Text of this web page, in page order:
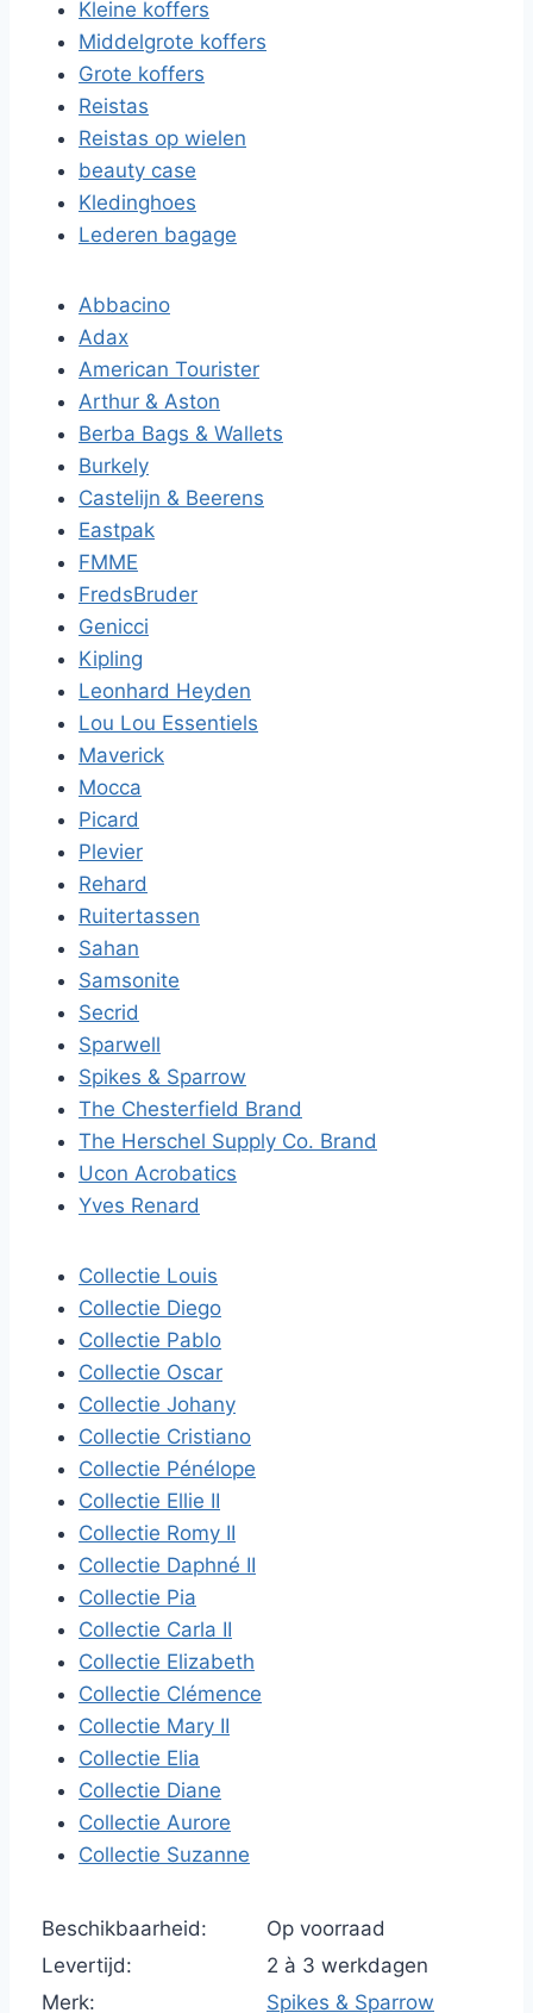
Kleine koffers
Middelgrote koffers
Grote koffers
Reistas
Reistas op wielen
beauty case
Kledinghoes
Lederen bagage
Abbacino
Adax
American Tourister
Arthur & Aston
Berba Bags & Wallets
Burkely
Castelijn & Beerens
Eastpak
FMME
FredsBruder
Genicci
Kipling
Leonhard Heyden
Lou Lou Essentiels
Maverick
Mocca
Picard
Plevier
Rehard
Ruitertassen
Sahan
Samsonite
Secrid
Sparwell
Spikes & Sparrow
The Chesterfield Brand
The Herschel Supply Co. Brand
Ucon Acrobatics
Yves Renard
Collectie Louis
Collectie Diego
Collectie Pablo
Collectie Oscar
Collectie Johany
Collectie Cristiano
Collectie Pénélope
Collectie Ellie II
Collectie Romy II
Collectie Daphné II
Collectie Pia
Collectie Carla II
Collectie Elizabeth
Collectie Clémence
Collectie Mary II
Collectie Elia
Collectie Diane
Collectie Aurore
Collectie Suzanne
Beschikbaarheid:
Op voorraad
Levertijd:
2 à 3 werkdagen
Merk:
Spikes & Sparrow